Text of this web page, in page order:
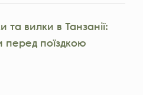
та вилки в Танзанії:
перед поїздкою